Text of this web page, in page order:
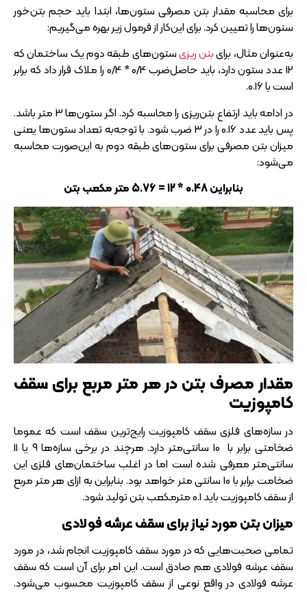
برای محاسبه مقدار بتن مصرفی ستون‌ها، ابتدا باید حجم بتن‌خور
ستون‌ها را تعیین کرد. برای این‌کار از فرمول زیر بهره می‌گیریم:
به‌عنوان مثال، برایبتن ریزیستون‌های طبقه دوم یک ساختمان که
12 عدد ستون دارد، باید حاصل‌ضرب 0/4 * 0/4 را ملاک قرار داد که برابر
است با 0.16.
در ادامه باید ارتفاع بتن‌ریزی را محاسبه کرد. اگر ستون‌ها 3 متر باشد.
پس باید عدد 0.16 را در 3 ضرب شود. با توجه‌به تعداد ستون‌ها یعنی
میزان بتن مصرفی برای ستون‌های طبقه دوم به این‌صورت محاسبه
می‌شود:
بنابراین 0.48 * 12 = 5.76 متر مکعب بتن
مقدار مصرف بتن در هر متر مربع برای سقف
کامپوزیت
در سازه‌های فلزی سقف کامپوزیت رایج‌ترین سقف است که عموما
ضخامتی برابر با 10 سانتی‌متر دارد. هرچند در برخی سازه‌ها 9 یا 11
سانتی‌متر معرفی شده است اما در اغلب ساختمان‎‌های فلزی این
ضخامت برابر با 10 سانتی متر خواهد بود. بنابراین به ازای هر متر مربع
از سقف کامپوزیت باید 0.1 مترمکعب بتن تولید شود.
میزان بتن مورد نیاز برای سقف عرشه فولادی
تمامی صحبت‌هایی که در مورد سقف کامپوزیت انجام شد، در مورد
سقف عرشه فولادی هم صادق است. این امر برای آن است که سقف
عرشه فولادی در واقع نوعی از سقف کامپوزیت محسوب می‌شود.